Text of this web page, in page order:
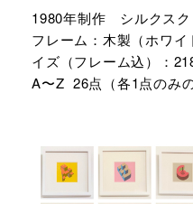
1980年制作 シルクスク
フレーム：木製（ホワ
イズ（フレーム込）：
A〜Z 26点（各1点のみ